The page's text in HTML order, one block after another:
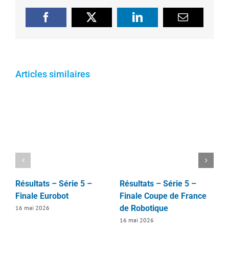
Facebook X LinkedIn Email
Articles similaires
Résultats – Série 5 –
Finale Eurobot
16 mai 2026
Résultats – Série 5 –
Finale Coupe de France
de Robotique
16 mai 2026